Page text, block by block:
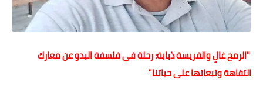
حوادث وقضايا
الصحه والجمال
"الرمح غالٍ والفريسة ذبابة: رحلة في فلسفة البدو عن معارك
التفاهة وتبعاتها على حياتنا"